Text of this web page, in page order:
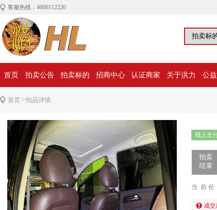
客服热线：4006112220
首页 拍卖公告 拍卖标的 招商中心 认证商家 关于洪力 公
首页>拍品详情
线上支
拍卖
结束
当 前 价
成